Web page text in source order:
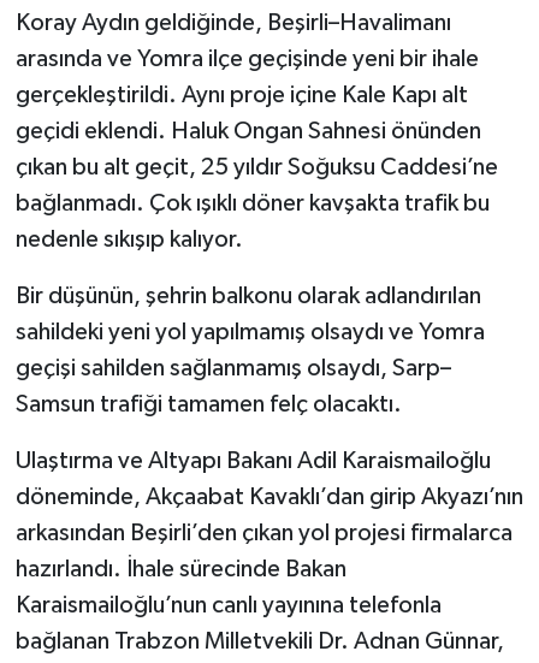
Koray Aydın geldiğinde, Beşirli–Havalimanı
arasında ve Yomra ilçe geçişinde yeni bir ihale
gerçekleştirildi. Aynı proje içine Kale Kapı alt
geçidi eklendi. Haluk Ongan Sahnesi önünden
çıkan bu alt geçit, 25 yıldır Soğuksu Caddesi’ne
bağlanmadı. Çok ışıklı döner kavşakta trafik bu
nedenle sıkışıp kalıyor.
Bir düşünün, şehrin balkonu olarak adlandırılan
sahildeki yeni yol yapılmamış olsaydı ve Yomra
geçişi sahilden sağlanmamış olsaydı, Sarp–
Samsun trafiği tamamen felç olacaktı.
Ulaştırma ve Altyapı Bakanı Adil Karaismailoğlu
döneminde, Akçaabat Kavaklı’dan girip Akyazı’nın
arkasından Beşirli’den çıkan yol projesi firmalarca
hazırlandı. İhale sürecinde Bakan
Karaismailoğlu’nun canlı yayınına telefonla
bağlanan Trabzon Milletvekili Dr. Adnan Günnar,